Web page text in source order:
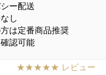
ー配送
し
は定番商品推奨
認可能
★★★★★ レビュー